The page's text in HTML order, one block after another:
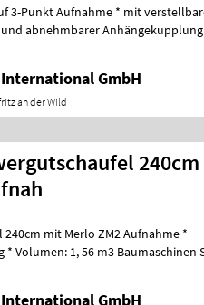
3-Punkt Aufnahme * mit
abnehmbarer
GmbH
an der Wild
240cm mit Merlo ZM2 Aufnahme *
* Volumen: 1, 56 m3 Baumaschinen
GmbH